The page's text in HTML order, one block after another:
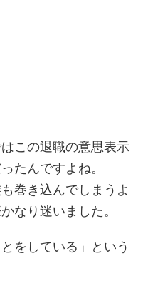
この退職の意思表示
たんですよね。
巻き込んでしまうよ
なり迷いました。
をしている」という